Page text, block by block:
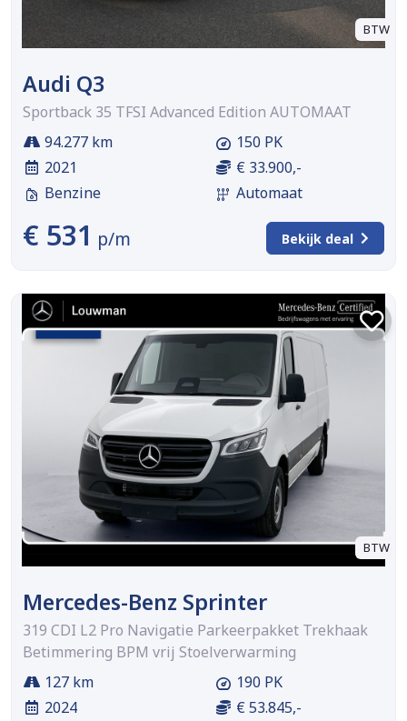
BTW
Audi Q3
Sportback 35 TFSI Advanced Edition AUTOMAAT
94.277 km
2021
Benzine
150 PK
€ 33.900,-
Automaat
€ 531 p/m Bekijk deal
BTW
Mercedes-Benz Sprinter
319 CDI L2 Pro Navigatie Parkeerpakket Trekhaak
Betimmering BPM vrij Stoelverwarming
127 km
2024
190 PK
€ 53.845,-